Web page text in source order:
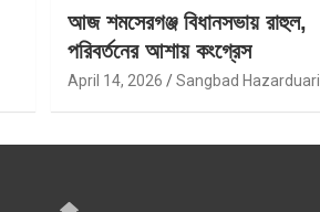
আজ শমসেরগঞ্জ বিধানসভায় রাহুল,
পরিবর্তনের আশায় কংগ্রেস
April 14, 2026 Sangbad Hazarduari